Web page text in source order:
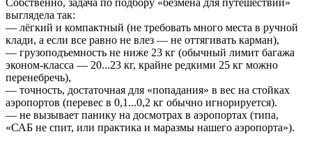
выглядела так:
— лёгкий и компактный (не требовать много места в ручной
клади, а если все равно не влез — не оттягивать карман),
— грузоподъемность не ниже 23 кг (обычный лимит багажа
эконом-класса — 20...23 кг, крайне редкими 25 кг можно
перенебречь),
— точность, достаточная для «попадания» в вес на стойках
аэропортов (перевес в 0,1...0,2 кг обычно игнорируется).
— не вызывает панику на досмотрах в аэропортах (типа,
«САБ не спит, или практика и маразмы нашего аэропорта»).